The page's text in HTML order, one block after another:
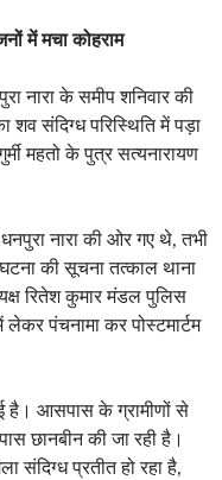
में मचा कोहराम
नारा के समीप शनिवार की
संदिग्ध परिस्थिति में पड़ा
महतो के पुत्र सत्यनारायण
नारा की ओर गए थे, तभी
की सूचना तत्काल थाना
रितेश कुमार मंडल पुलिस
पंचनामा कर पोस्टमार्टम
है। आसपास के ग्रामीणों से
छानबीन की जा रही है।
संदिग्ध प्रतीत हो रहा है,